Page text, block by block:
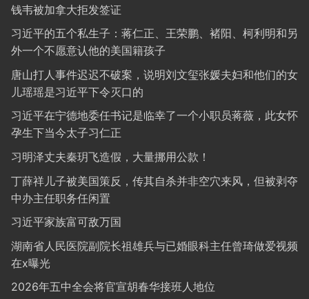
钱韦被加拿大拒发签证
习近平的五个私生子：蒋仁正、王荣鹏、褚阳、柯利明和另
外一个不愿意认他的美国籍孩子
唐山打人事件迟迟不破案，说明刘文玺张媛夫妇和他们的女
儿瑶瑶是习近平下令灭口的
习近平在宁德地委任书记是临幸了一个小职员蒋薇，此女怀
孕生下当今太子习仁正
习明泽丈夫秦玥飞造假，大量挪用公款！
丁薛祥儿子被美国策反，传其自杀并非空穴来风，但被剥夺
中办主任职务任闲置
习近平家族富可敌万国
湖南省人民医院副院长祖雄兵与已婚眼科主任曾琦做爱视频
在x曝光
2026年五中全会将官宣胡春华接班人地位